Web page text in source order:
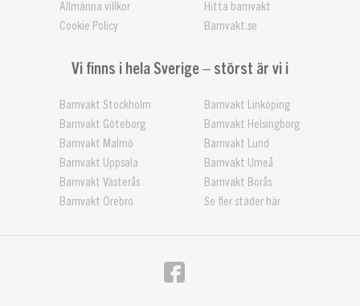
Allmänna villkor
Cookie Policy
Hitta barnvakt
Barnvakt.se
Vi finns i hela Sverige – störst är vi i
Barnvakt Stockholm
Barnvakt Göteborg
Barnvakt Malmö
Barnvakt Uppsala
Barnvakt Västerås
Barnvakt Örebro
Barnvakt Linköping
Barnvakt Helsingborg
Barnvakt Lund
Barnvakt Umeå
Barnvakt Borås
Se fler städer här